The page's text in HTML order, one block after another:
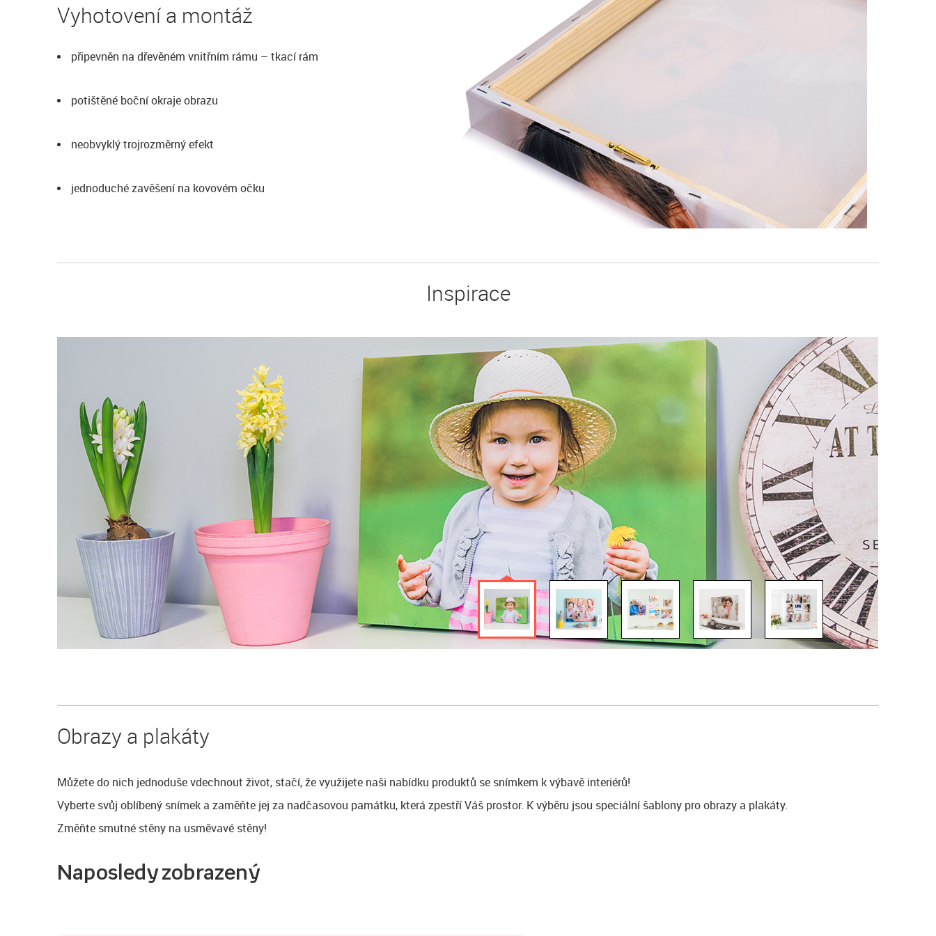
Vyhotovení a montáž
připevněn na dřevěném vnitřním rámu – tkací rám
potištěné boční okraje obrazu
neobvyklý trojrozměrný efekt
jednoduché zavěšení na kovovém očku
Inspirace
Obrazy a plakáty
Můžete do nich jednoduše vdechnout život, stačí, že využijete naši nabídku produktů se snímkem k výbavě interiérů!
Vyberte svůj oblíbený snímek a zaměňte jej za nadčasovou památku, která zpestří Váš prostor. K výběru jsou speciální šablony pro obrazy a plakáty.
Změňte smutné stěny na usměvavé stěny!
Naposledy zobrazený